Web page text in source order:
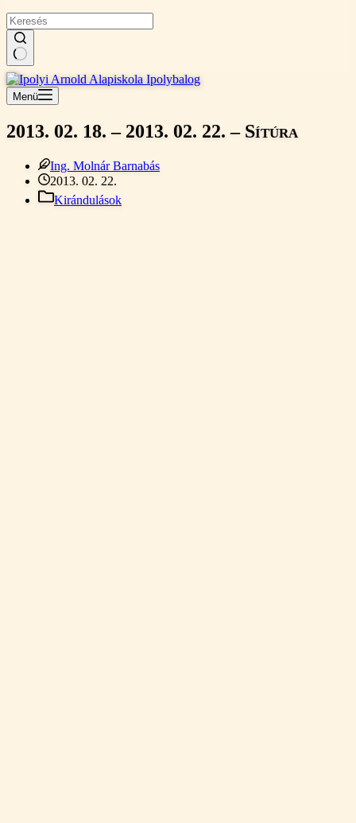
Nincs
találat
Menü
2013. 02. 18. – 2013. 02. 22. – Sítúra
Ing. Molnár Barnabás
2013. 02. 22.
Kirándulások